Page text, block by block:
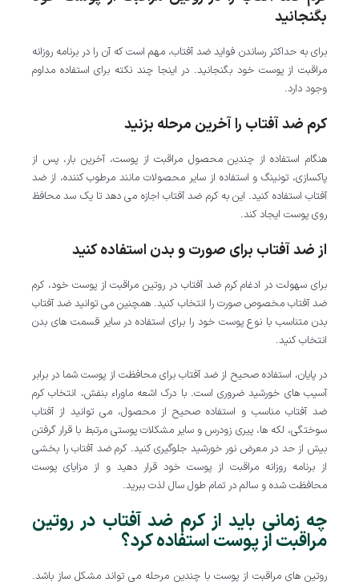
بگنجانید
برای به حداکثر رساندن فواید ضد آفتاب، مهم است که آن را در برنامه روزانه
مراقبت از پوست خود بگنجانید. در اینجا چند نکته برای استفاده مداوم
وجود دارد.
کرم ضد آفتاب را آخرین مرحله بزنید
هنگام استفاده از چندین محصول مراقبت از پوست، آخرین بار، پس از
پاکسازی، تونینگ و استفاده از سایر محصولات مانند مرطوب کننده، از ضد
آفتاب استفاده کنید. این به کرم ضد آفتاب اجازه می دهد تا یک سد محافظ
روی پوست ایجاد کند.
از ضد آفتاب برای صورت و بدن استفاده کنید
برای سهولت در ادغام کرم ضد آفتاب در روتین مراقبت از پوست خود، کرم
ضد آفتاب مخصوص صورت را انتخاب کنید. همچنین می توانید ضد آفتاب
بدن متناسب با نوع پوست خود را برای استفاده در سایر قسمت های بدن
انتخاب کنید.
در پایان، استفاده صحیح از ضد آفتاب برای محافظت از پوست شما در برابر
آسیب های خورشید ضروری است. با درک اشعه ماوراء بنفش، انتخاب کرم
ضد آفتاب مناسب و استفاده صحیح از محصول، می توانید از آفتاب
سوختگی، لکه ها، پیری زودرس و سایر مشکلات پوستی مرتبط با قرار گرفتن
بیش از حد در معرض نور خورشید جلوگیری کنید. کرم ضد آفتاب را بخشی
از برنامه روزانه مراقبت از پوست خود قرار دهید و از مزایای پوست
محافظت شده و سالم در تمام طول سال لذت ببرید.
چه زمانی باید از کرم ضد آفتاب در روتین
مراقبت از پوست استفاده کرد؟
روتین های مراقبت از پوست با چندین مرحله می تواند مشکل ساز باشد.